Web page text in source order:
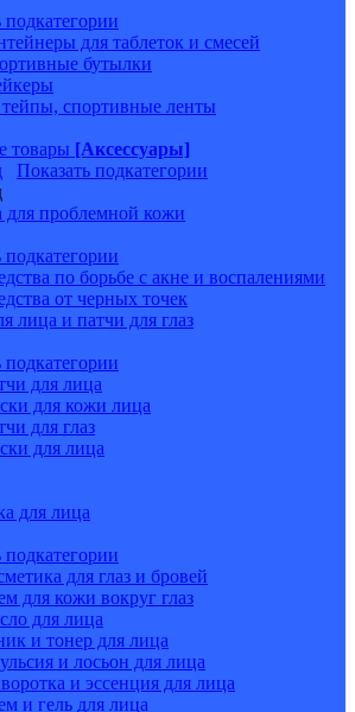
подкатегории
для таблеток и смесей
бутылки
спортивные ленты
товары [Аксессуары]
Показать подкатегории
для проблемной кожи
подкатегории
по борьбе с акне и воспалениями
от черных точек
лица и патчи для глаз
подкатегории
для лица
для кожи лица
для глаз
для лица
для лица
подкатегории
для глаз и бровей
для кожи вокруг глаз
для лица
и тонер для лица
и лосьон для лица
и эссенция для лица
и гель для лица